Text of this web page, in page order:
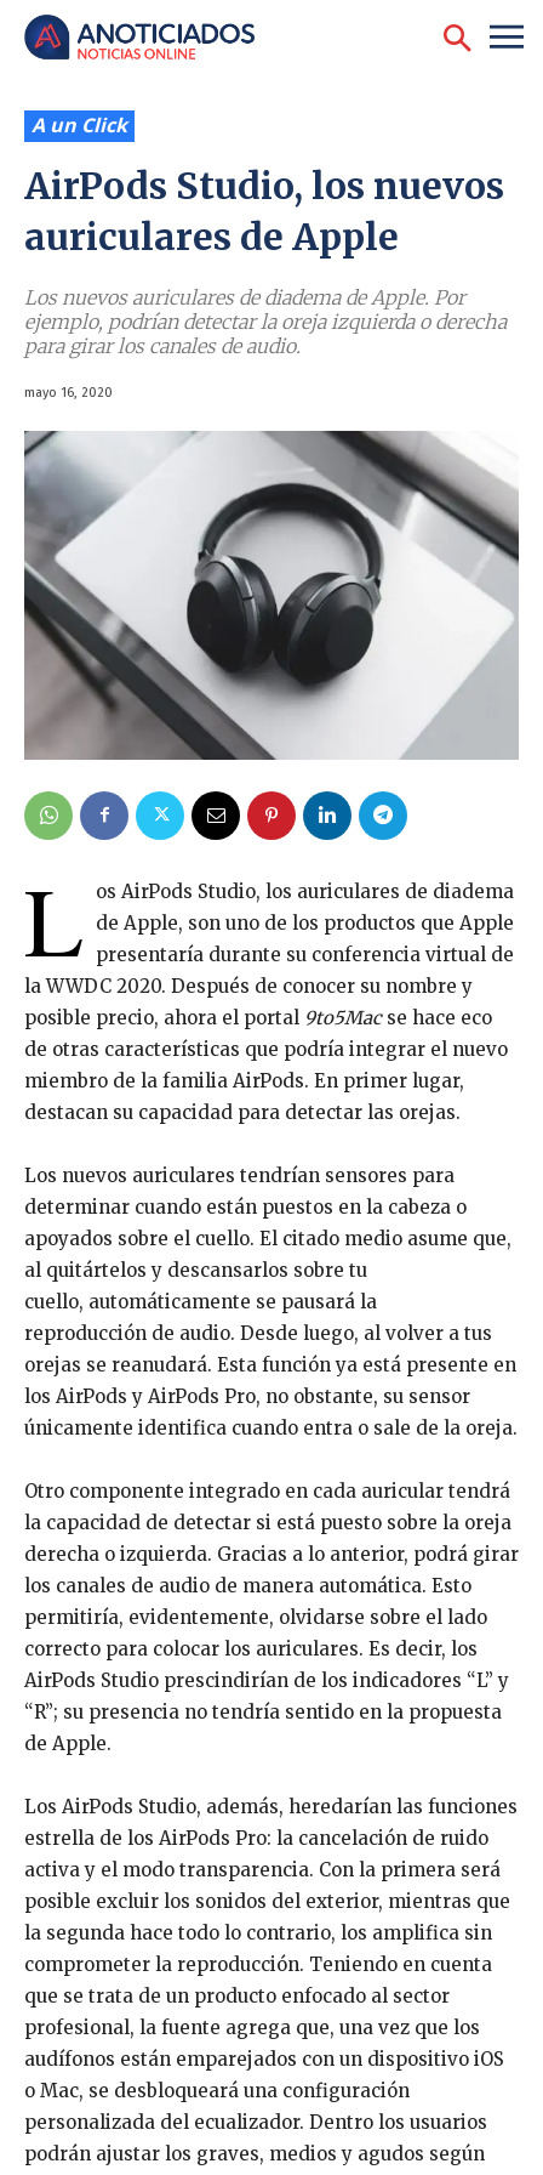
A un Click
AirPods Studio, los nuevos
auriculares de Apple
Los nuevos auriculares de diadema de Apple. Por
ejemplo, podrían detectar la oreja izquierda o derecha
para girar los canales de audio.
mayo 16, 2020
L
os AirPods Studio, los auriculares de diadema
de Apple, son uno de los productos que Apple
presentaría durante su conferencia virtual de
la WWDC 2020. Después de conocer su nombre y
posible precio, ahora el portal 9to5Macse hace eco
de otras características que podría integrar el nuevo
miembro de la familia AirPods. En primer lugar,
destacan su capacidad para detectar las orejas.
Los nuevos auriculares tendrían sensores para
determinar cuando están puestos en la cabeza o
apoyados sobre el cuello. El citado medio asume que,
al quitártelos y descansarlos sobre tu
cuello, automáticamente se pausará la
reproducción de audio. Desde luego, al volver a tus
orejas se reanudará. Esta función ya está presente en
los AirPods y AirPods Pro, no obstante, su sensor
únicamente identifica cuando entra o sale de la oreja.
Otro componente integrado en cada auricular tendrá
la capacidad de detectar si está puesto sobre la oreja
derecha o izquierda. Gracias a lo anterior, podrá girar
los canales de audio de manera automática. Esto
permitiría, evidentemente, olvidarse sobre el lado
correcto para colocar los auriculares. Es decir, los
AirPods Studio prescindirían de los indicadores “L” y
“R”; su presencia no tendría sentido en la propuesta
de Apple.
Los AirPods Studio, además, heredarían las funciones
estrella de los AirPods Pro: la cancelación de ruido
activa y el modo transparencia. Con la primera será
posible excluir los sonidos del exterior, mientras que
la segunda hace todo lo contrario, los amplifica sin
comprometer la reproducción. Teniendo en cuenta
que se trata de un producto enfocado al sector
profesional, la fuente agrega que, una vez que los
audífonos están emparejados con un dispositivo iOS
o Mac, se desbloqueará una configuración
personalizada del ecualizador. Dentro los usuarios
podrán ajustar los graves, medios y agudos según